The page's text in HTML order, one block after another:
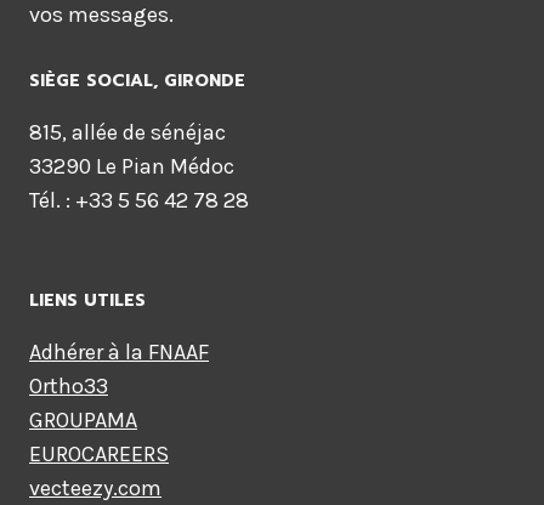
vos messages.
SIÈGE SOCIAL, GIRONDE
815, allée de sénéjac
33290 Le Pian Médoc
Tél. : +33 5 56 42 78 28
LIENS UTILES
Adhérer à la FNAAF
Ortho33
GROUPAMA
EUROCAREERS
vecteezy.com